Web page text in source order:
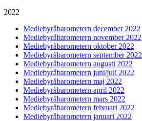
2022
Mediebyråbarometern december 2022
Mediebyråbarometern november 2022
Mediebyråbarometern oktober 2022
Mediebyråbarometern september 2022
Mediebyråbarometern augusti 2022
Mediebyråbarometern juni/juli 2022
Mediebyråbarometern maj 2022
Mediebyråbarometern april 2022
Mediebyråbarometern mars 2022
Mediebyråbarometern februari 2022
Mediebyråbarometern januari 2022